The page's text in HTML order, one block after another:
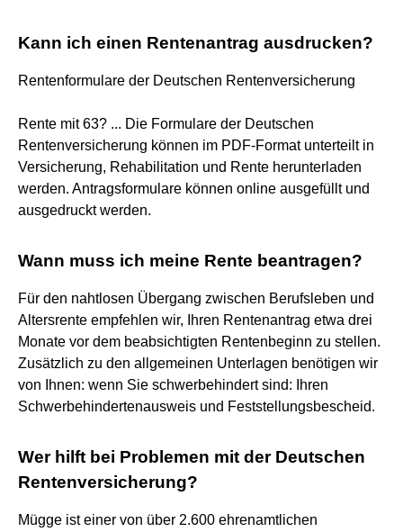
Kann ich einen Rentenantrag ausdrucken?
Rentenformulare der Deutschen Rentenversicherung
Rente mit 63? ... Die Formulare der Deutschen
Rentenversicherung können im PDF-Format unterteilt in
Versicherung, Rehabilitation und Rente herunterladen
werden. Antragsformulare können online ausgefüllt und
ausgedruckt werden.
Wann muss ich meine Rente beantragen?
Für den nahtlosen Übergang zwischen Berufsleben und
Altersrente empfehlen wir, Ihren Rentenantrag etwa drei
Monate vor dem beabsichtigten Rentenbeginn zu stellen.
Zusätzlich zu den allgemeinen Unterlagen benötigen wir
von Ihnen: wenn Sie schwerbehindert sind: Ihren
Schwerbehindertenausweis und Feststellungsbescheid.
Wer hilft bei Problemen mit der Deutschen
Rentenversicherung?
Mügge ist einer von über 2.600 ehrenamtlichen